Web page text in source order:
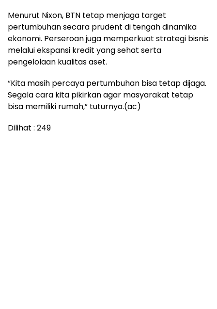
Menurut Nixon, BTN tetap menjaga target
pertumbuhan secara prudent di tengah dinamika
ekonomi. Perseroan juga memperkuat strategi bisnis
melalui ekspansi kredit yang sehat serta
pengelolaan kualitas aset.
“Kita masih percaya pertumbuhan bisa tetap dijaga.
Segala cara kita pikirkan agar masyarakat tetap
bisa memiliki rumah,” tuturnya.(ac)
Dilihat : 249